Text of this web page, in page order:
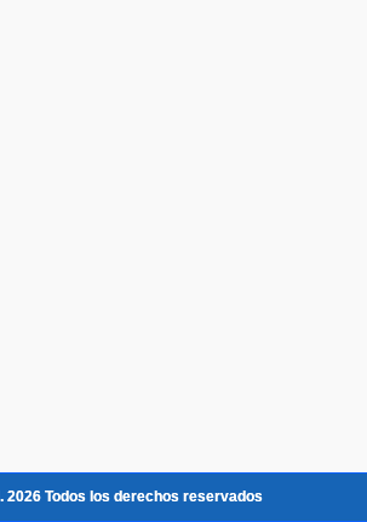
2026 Todos los derechos reservados